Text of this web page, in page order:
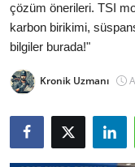
Trafik & Cezalar
Sigorta & Kasko
Vergi & ÖTV & MTV
Muayene & Ruhsat
Sorgulamalar
çözüm önerileri. TSI
karbon birikimi,
bilgiler burada!"
Kronik Uzmanı